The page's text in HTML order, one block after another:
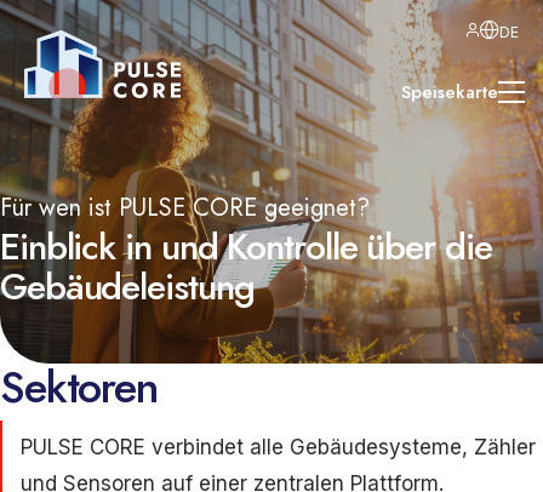
DE
Speisekarte
Für wen ist PULSE CORE geeignet?
Einblick in und Kontrolle über die
Gebäudeleistung
Sektoren
PULSE CORE verbindet alle Gebäudesysteme, Zähler
und Sensoren auf einer zentralen Plattform.